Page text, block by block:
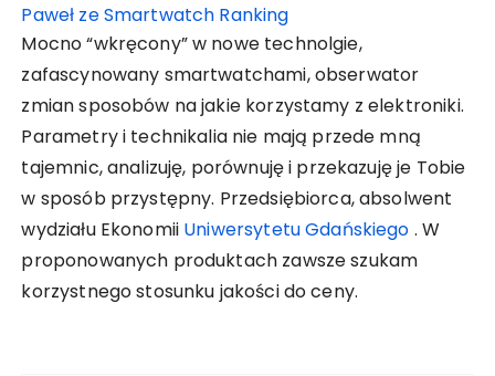
Paweł ze Smartwatch Ranking
Mocno “wkręcony” w nowe technolgie,
zafascynowany smartwatchami, obserwator
zmian sposobów na jakie korzystamy z elektroniki.
Parametry i technikalia nie mają przede mną
tajemnic, analizuję, porównuję i przekazuję je Tobie
w sposób przystępny. Przedsiębiorca, absolwent
wydziału Ekonomii Uniwersytetu Gdańskiego . W
proponowanych produktach zawsze szukam
korzystnego stosunku jakości do ceny.